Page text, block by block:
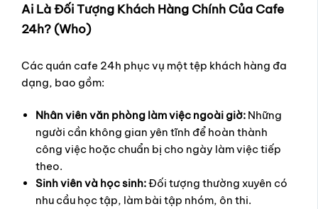
Ai Là Đối Tượng Khách Hàng Chính Của Cafe
24h? (Who)
Các quán cafe 24h phục vụ một tệp khách hàng đa
dạng, bao gồm:
Nhân viên văn phòng làm việc ngoài giờ: Những
người cần không gian yên tĩnh để hoàn thành
công việc hoặc chuẩn bị cho ngày làm việc tiếp
theo.
Sinh viên và học sinh:Đối tượng thường xuyên có
nhu cầu học tập, làm bài tập nhóm, ôn thi.